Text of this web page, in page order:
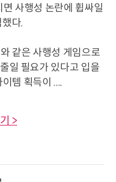
사행성 논란에 휩싸일
다.
같은 사행성 게임으로
일 필요가 있다고 입을
템 획득이 ....
>